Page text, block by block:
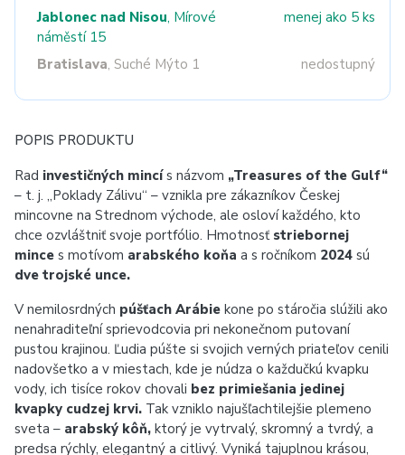
Jablonec nad Nisou, Mírové
náměstí 15
menej ako 5 ks
Bratislava, Suché Mýto 1 nedostupný
POPIS PRODUKTU
Rad investičných mincís názvom „Treasures of the Gulf“
– t. j. „Poklady Zálivu“ – vznikla pre zákazníkov Českej
mincovne na Strednom východe, ale osloví každého, kto
chce ozvláštniť svoje portfólio. Hmotnosť striebornej
mince s motívom arabského koňa a s ročníkom 2024 sú
dve trojské unce.
V nemilosrdných púšťach Arábie kone po stáročia slúžili ako
nenahraditeľní sprievodcovia pri nekonečnom putovaní
pustou krajinou. Ľudia púšte si svojich verných priateľov cenili
nadovšetko a v miestach, kde je núdza o každučkú kvapku
vody, ich tisíce rokov chovali bez primiešania jedinej
kvapky cudzej krvi. Tak vzniklo najušľachtilejšie plemeno
sveta – arabský kôň, ktorý je vytrvalý, skromný a tvrdý, a
predsa rýchly, elegantný a citlivý. Vyniká tajuplnou krásou,